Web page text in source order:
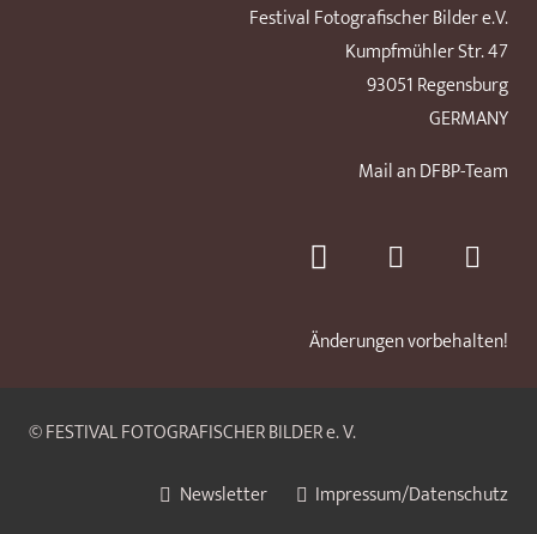
Festival Fotografischer Bilder e.V.
Kumpfmühler Str. 47
93051 Regensburg
GERMANY
Mail an DFBP-Team
Änderungen vorbehalten!
© FESTIVAL FOTOGRAFISCHER BILDER e. V.
Newsletter
Impressum/Datenschutz